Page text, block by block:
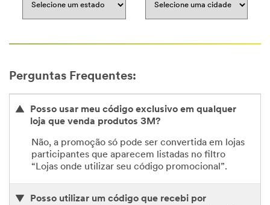
Perguntas Frequentes:
Posso usar meu código exclusivo em qualquer
loja que venda produtos 3M?
Não, a promoção só pode ser convertida em lojas
participantes que aparecem listadas no filtro
“Lojas onde utilizar seu código promocional”.
Posso utilizar um código que recebi por